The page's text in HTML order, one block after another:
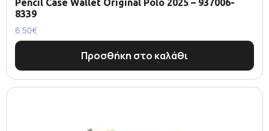
Pencil Case Wallet Original Polo 2025 – 937006-
8339
6.50€
Προσθήκη στο καλάθι